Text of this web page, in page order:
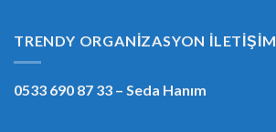
TRENDY ORGANIZASYON İLETIŞIM
0533 690 87 33 – Seda Hanım